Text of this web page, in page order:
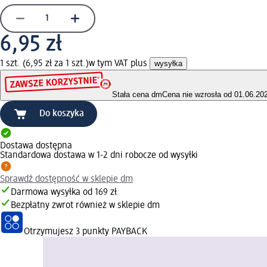
6,95 zł
1 szt. (6,95 zł za 1 szt.)w tym VAT plus wysyłka
Stała cena dmCena nie wzrosła od
Do koszyka
Dostawa dostępna
Standardowa dostawa w 1-2 dni robocze od wysyłki
Sprawdź dostępność w sklepie dm
Darmowa wysyłka od 169 zł
Bezpłatny zwrot również w sklepie dm
Otrzymujesz 3 punkty PAYBACK